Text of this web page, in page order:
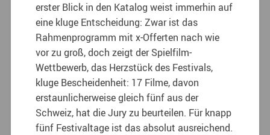
erster Blick in den Katalog weist immerhin auf
eine kluge Entscheidung: Zwar ist das
Rahmenprogramm mit x-Offerten nach wie
vor zu groß, doch zeigt der Spielfilm-
Wettbewerb, das Herzstück des Festivals,
kluge Bescheidenheit: 17 Filme, davon
erstaunlicherweise gleich fünf aus der
Schweiz, hat die Jury zu beurteilen. Für knapp
fünf Festivaltage ist das absolut ausreichend.